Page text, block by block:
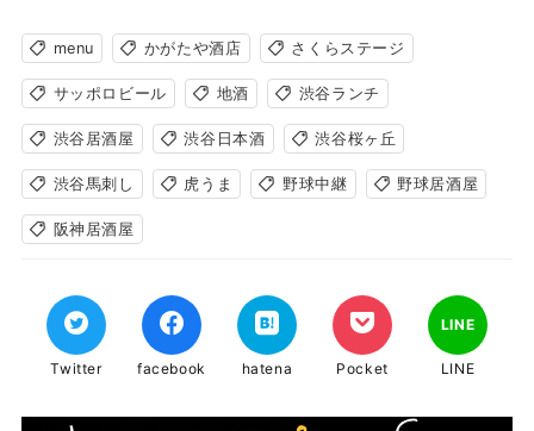
menu かがたや酒店 さくらステージ
サッポロビール 地酒 渋谷ランチ
渋谷居酒屋 渋谷日本酒 渋谷桜ヶ丘
渋谷馬刺し 虎うま 野球中継 野球居酒屋
阪神居酒屋
Twitter facebook hatena Pocket
LINE
LINE